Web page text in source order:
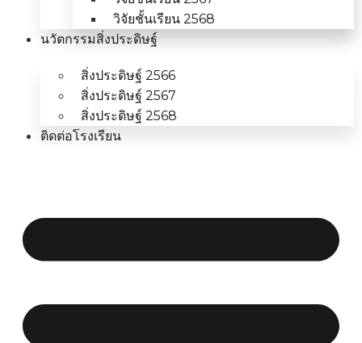
วิจัยชั้นเรียน 2568
นวัตกรรมสิ่งประดิษฐ์
สิ่งประดิษฐ์ 2566
สิ่งประดิษฐ์ 2567
สิ่งประดิษฐ์ 2568
ติดต่อโรงเรียน